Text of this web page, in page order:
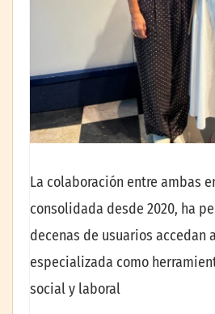
La colaboración entre ambas
consolidada desde 2020, ha
decenas de usuarios accedan
especializada como
social y laboral